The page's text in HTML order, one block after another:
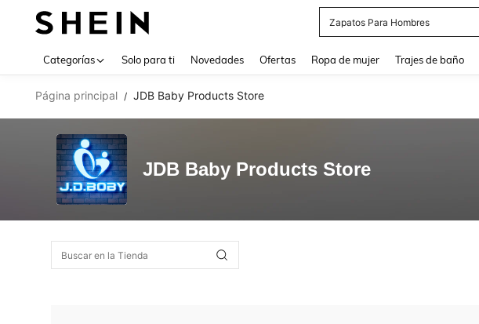
Zapatos Para Hombres
Categorías Solo para ti Novedades Ofertas Ropa de mujer Trajes de baño
Página principal / JDB Baby Products Store
JDB Baby Products Store